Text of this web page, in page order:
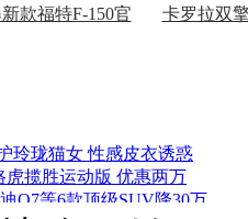
款福特F-150官
卡罗拉双
模美腿爆乳无惧
走光
玲珑猫女 性感皮衣诱惑
虎揽胜运动版 优惠两万
Q7等6款顶级SUV降30万